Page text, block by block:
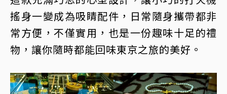
搖身一變成為吸睛配件，日常隨身攜帶都非
常方便，不僅實用，也是一份趣味十足的禮
物，讓你隨時都能回味東京之旅的美好。